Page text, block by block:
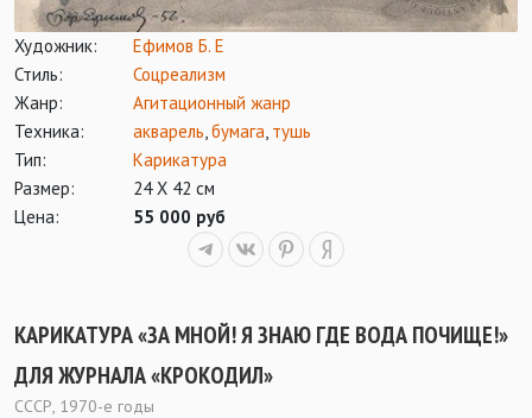
Художник:
Ефимов Б. Е
Стиль:
Соцреализм
Жанр:
Агитационный жанр
Техника:
акварель бумага тушь
Тип:
Карикатура
Размер:
24 Х 42 см
Цена:
55 000 руб
КАРИКАТУРА «ЗА МНОЙ! Я ЗНАЮ ГДЕ ВОДА ПОЧИЩЕ!»
ДЛЯ ЖУРНАЛА «КРОКОДИЛ»
СССР, 1970-е годы